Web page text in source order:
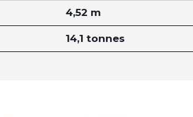
4,52 m
14,1 tonnes